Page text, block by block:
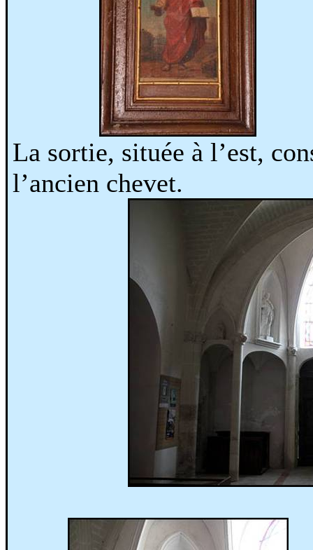
La sortie, située à l’est,
l’ancien chevet.